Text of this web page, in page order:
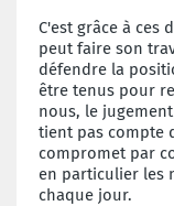
C'est grâce à ces
peut faire son
défendre la
être tenus pour
nous, le
tient pas compte
compromet par
en particulier les
chaque jour.